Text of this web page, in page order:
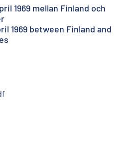
1969 mellan Finland och
1969 between Finland and